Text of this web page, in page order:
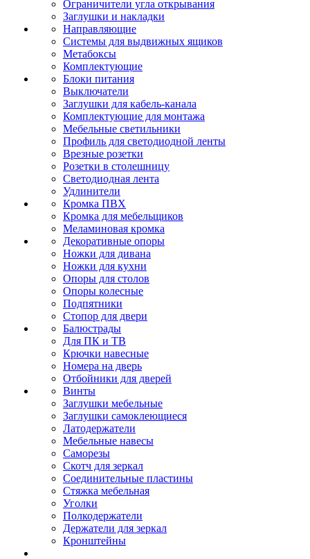
Ограничители угла открывания
Заглушки и накладки
Направляющие
Системы для выдвижных ящиков
Метабоксы
Комплектующие
Блоки питания
Выключатели
Заглушки для кабель-канала
Комплектующие для монтажа
Мебельные светильники
Профиль для светодиодной ленты
Врезные розетки
Розетки в столешницу
Светодиодная лента
Удлинители
Кромка ПВХ
Кромка для мебельщиков
Меламиновая кромка
Декоративные опоры
Ножки для дивана
Ножки для кухни
Опоры для столов
Опоры колесные
Подпятники
Стопор для двери
Балюстрады
Для ПК и ТВ
Крючки навесные
Номера на дверь
Отбойники для дверей
Винты
Заглушки мебельные
Заглушки самоклеющиеся
Латодержатели
Мебельные навесы
Саморезы
Скотч для зеркал
Соединительные пластины
Стяжка мебельная
Уголки
Полкодержатели
Держатели для зеркал
Кронштейны